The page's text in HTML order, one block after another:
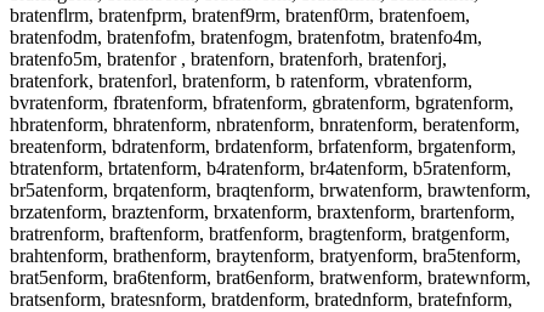
bratenflrm, bratenfprm, bratenf9rm, bratenf0rm, bratenfoem,
bratenfodm, bratenfofm, bratenfogm, bratenfotm, bratenfo4m,
bratenfo5m, bratenfor , bratenforn, bratenforh, bratenforj,
bratenfork, bratenforl, bratenform, b ratenform, vbratenform,
bvratenform, fbratenform, bfratenform, gbratenform, bgratenform,
hbratenform, bhratenform, nbratenform, bnratenform, beratenform,
breatenform, bdratenform, brdatenform, brfatenform, brgatenform,
btratenform, brtatenform, b4ratenform, br4atenform, b5ratenform,
br5atenform, brqatenform, braqtenform, brwatenform, brawtenform,
brzatenform, braztenform, brxatenform, braxtenform, brartenform,
bratrenform, braftenform, bratfenform, bragtenform, bratgenform,
brahtenform, brathenform, braytenform, bratyenform, bra5tenform,
brat5enform, bra6tenform, brat6enform, bratwenform, bratewnform,
bratsenform, bratesnform, bratdenform, bratednform, bratefnform,